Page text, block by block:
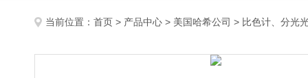
当前位置： 首页 > 产品中心 > 美国哈希公司 > 比色计、分光